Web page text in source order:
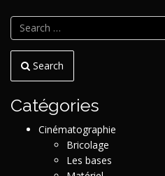
Search
Catégories
Cinématographie
Bricolage
Les bases